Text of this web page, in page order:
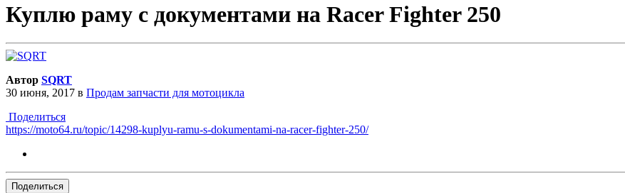
Куплю раму с документами на Racer Fighter 250
Автор SQRT
30 июня, 2017 в Продам запчасти для мотоцикла
Поделиться
https://moto64.ru/topic/14298-kuplyu-ramu-s-dokumentami-na-racer-fighter-250/
Поделиться